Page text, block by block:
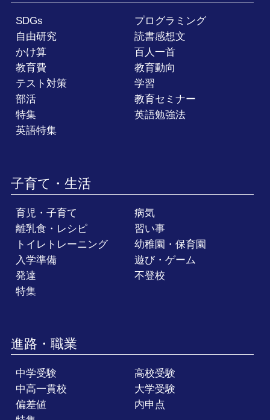
SDGs
プログラミング
自由研究
読書感想文
かけ算
百人一首
教育費
教育動向
テスト対策
学習
部活
教育セミナー
特集
英語勉強法
英語特集
子育て・生活
育児・子育て
病気
離乳食・レシピ
習い事
トイレトレーニング
幼稚園・保育園
入学準備
遊び・ゲーム
発達
不登校
特集
進路・職業
中学受験
高校受験
中高一貫校
大学受験
偏差値
内申点